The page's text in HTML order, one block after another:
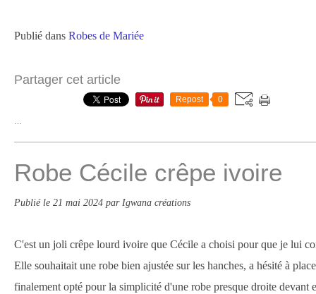
Publié dans Robes de Mariée
Partager cet article
Repost 0
Robe Cécile crêpe ivoire
Publié le 21 mai 2024 par Igwana créations
C'est un joli crêpe lourd ivoire que Cécile a choisi pour que je lui
Elle souhaitait une robe bien ajustée sur les hanches, a hésité à
finalement opté pour la simplicité d'une robe presque droite devant